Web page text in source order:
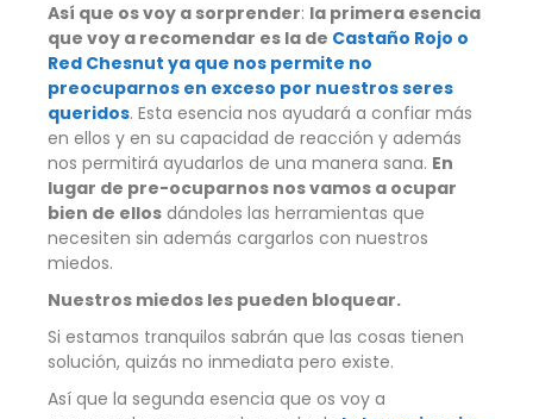
Así que os voy a sorprender: la primera esencia
que voy a recomendar es la de Castaño Rojo o
Red Chesnut ya que nos permite no
preocuparnos en exceso por nuestros seres
queridos. Esta esencia nos ayudará a confiar más
en ellos y en su capacidad de reacción y además
nos permitirá ayudarlos de una manera sana. En
lugar de pre-ocuparnos nos vamos a ocupar
bien de ellos dándoles las herramientas que
necesiten sin además cargarlos con nuestros
miedos.
Nuestros miedos les pueden bloquear.
Si estamos tranquilos sabrán que las cosas tienen
solución, quizás no inmediata pero existe.
Así que la segunda esencia que os voy a